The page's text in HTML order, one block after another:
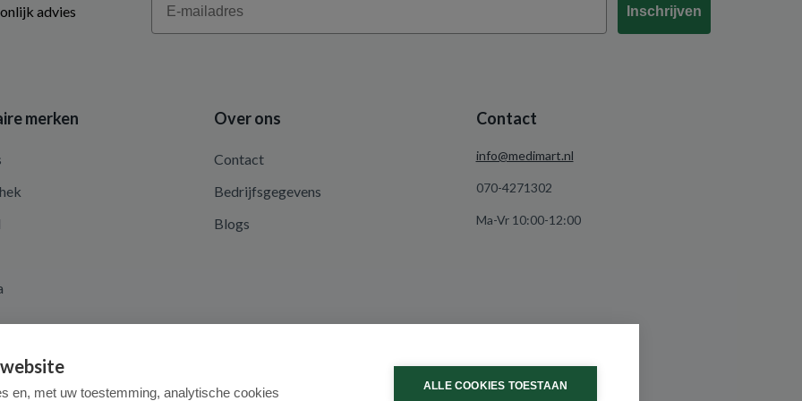
advies
Inschrijven
merken Over ons
Contact
Bedrijfsgegevens
Blogs
Contact
info@medimart.nl
070-4271302
Ma-Vr 10:00-12:00
en, met uw toestemming, analytische cookies ALLE COOKIES TOESTAAN